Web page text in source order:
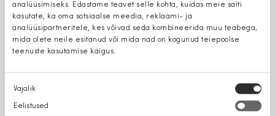
analüüsimiseks. Edastame teavet selle kohta, kuidas meie saiti
kasutate, ka oma sotsiaalse meedia, reklaami- ja
analüüsipartneritele, kes võivad seda kombineerida muu teabega,
mida olete neile esitanud või mida nad on kogunud teiepoolse
teenuste kasutamise käigus.
Nõusoleku
valik
Vajalik
Eelistused